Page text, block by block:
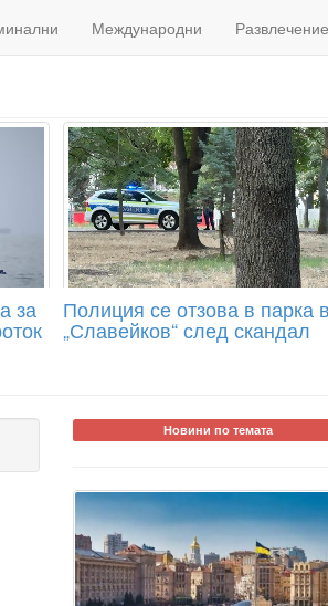
Международни Развлечение
за Полиция се отзова в парка
„Славейков“ след скандал
Новини по темата